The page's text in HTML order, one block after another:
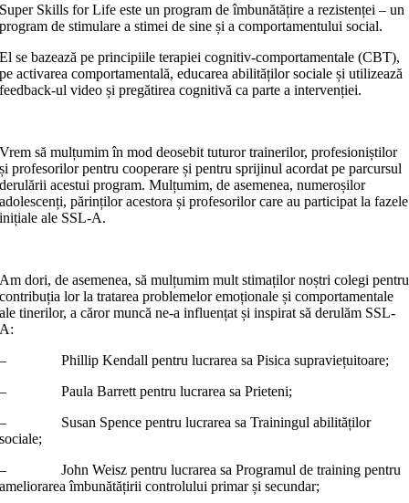
Super Skills for Life este un program de îmbunătățire a rezistenței – un
program de stimulare a stimei de sine și a comportamentului social.
El se bazează pe principiile terapiei cognitiv-comportamentale (CBT),
pe activarea comportamentală, educarea abilităților sociale și utilizează
feedback-ul video și pregătirea cognitivă ca parte a intervenției.
Vrem să mulțumim în mod deosebit tuturor trainerilor, profesioniștilor
și profesorilor pentru cooperare și pentru sprijinul acordat pe parcursul
derulării acestui program. Mulțumim, de asemenea, numeroșilor
adolescenți, părinților acestora și profesorilor care au participat la fazele
inițiale ale SSL-A.
Am dori, de asemenea, să mulțumim mult stimaților noștri colegi pentru
contribuția lor la tratarea problemelor emoționale și comportamentale
ale tinerilor, a căror muncă ne-a influențat și inspirat să derulăm SSL-
A:
– Phillip Kendall pentru lucrarea sa Pisica supraviețuitoare;
– Paula Barrett pentru lucrarea sa Prieteni;
– Susan Spence pentru lucrarea sa Trainingul abilităților
sociale;
– John Weisz pentru lucrarea sa Programul de training pentru
ameliorarea îmbunătățirii controlului primar și secundar;